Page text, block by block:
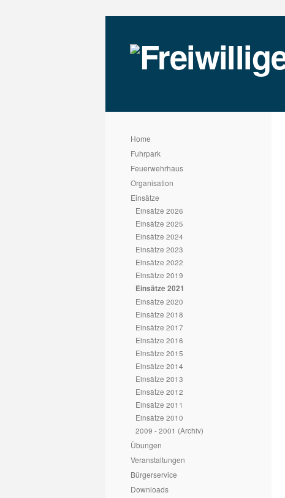
Home
Fuhrpark
Feuerwehrhaus
Organisation
Einsätze
Einsätze 2026
Einsätze 2025
Einsätze 2024
Einsätze 2023
Einsätze 2022
Einsätze 2019
Einsätze 2021
Einsätze 2020
Einsätze 2018
Einsätze 2017
Einsätze 2016
Einsätze 2015
Einsätze 2014
Einsätze 2013
Einsätze 2012
Einsätze 2011
Einsätze 2010
2009 - 2001 (Archiv)
Übungen
Veranstaltungen
Bürgerservice
Downloads